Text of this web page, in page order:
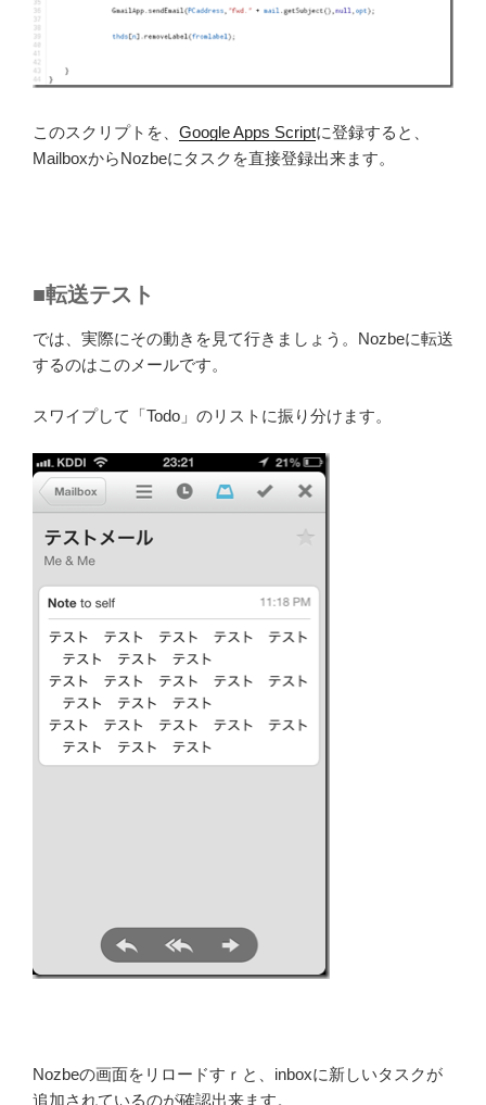
このスクリプトを、 Google Apps Scriptに登録すると、
MailboxからNozbeにタスクを直接登録出来ます。
■転送テスト
では、実際にその動きを見て行きましょう。Nozbeに転送
するのはこのメールです。
スワイプして「Todo」のリストに振り分けます。
Nozbeの画面をリロードすｒと、inboxに新しいタスクが
追加されているのが確認出来ます。